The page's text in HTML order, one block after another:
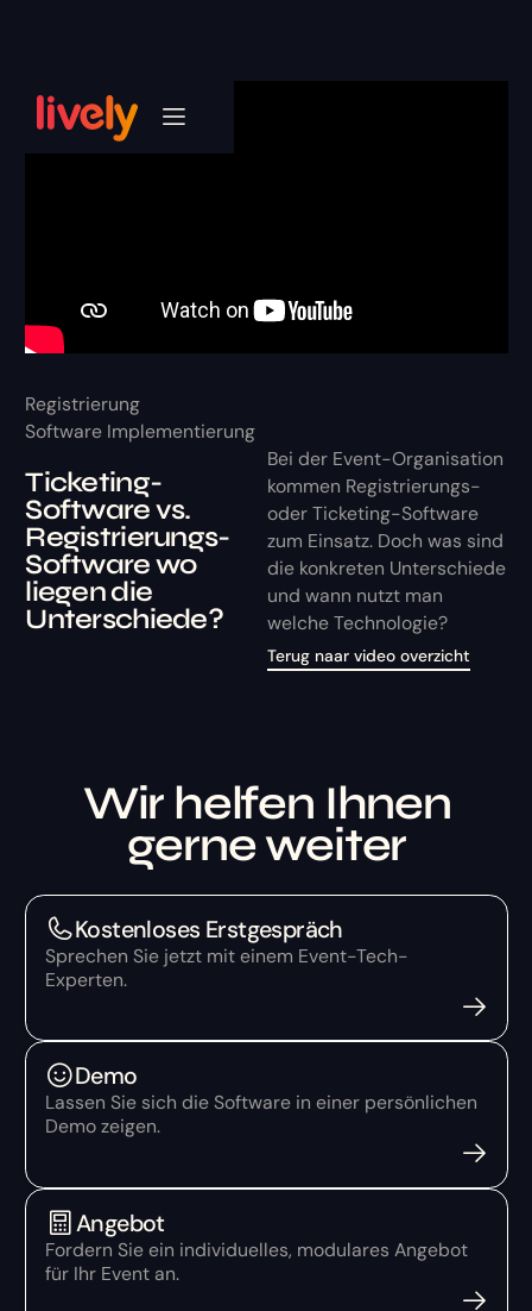
Registrierung
Software Implementierung
Ticketing-
Software vs.
Registrierungs-
Software wo
liegen die
Unterschiede?
Bei der Event-Organisation
kommen Registrierungs-
oder Ticketing-Software
zum Einsatz. Doch was sind
die konkreten Unterschiede
und wann nutzt man
welche Technologie?
Terug naar video overzicht
Wir helfen Ihnen
gerne weiter
Kostenloses Erstgespräch
Sprechen Sie jetzt mit einem Event-Tech-
Experten.
Demo
Lassen Sie sich die Software in einer persönlichen
Demo zeigen.
Angebot
Fordern Sie ein individuelles, modulares Angebot
für Ihr Event an.